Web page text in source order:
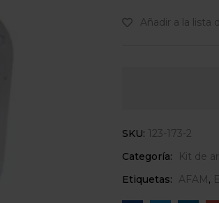
Añadir a la lista
SKU: 123-173-2
Categoría:
Kit de
Etiquetas:
AFAM ,